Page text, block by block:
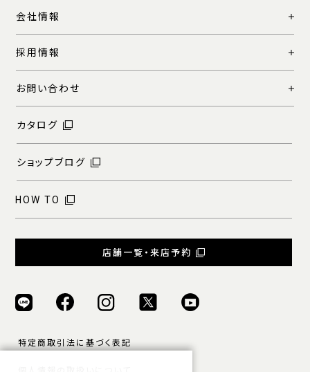
会社情報
採用情報
お問い合わせ
カタログ
ショップブログ
HOW TO
店舗一覧・来店予約
特定商取引法に基づく表記